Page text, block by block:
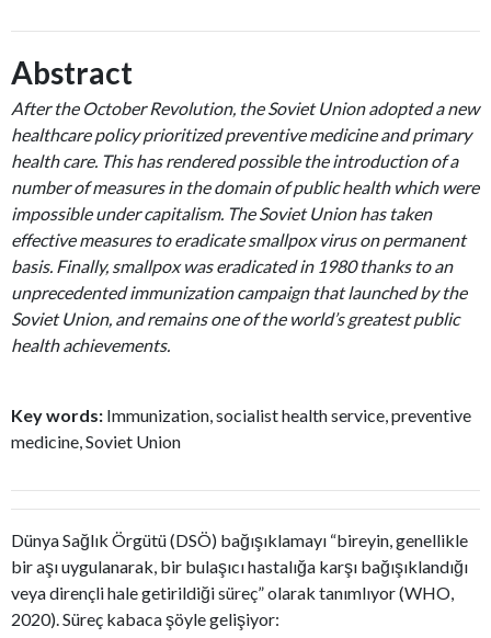
Abstract
After the October Revolution, the Soviet Union adopted a new
healthcare policy prioritized preventive medicine and primary
health care. This has rendered possible the introduction of a
number of measures in the domain of public health which were
impossible under capitalism. The Soviet Union has taken
effective measures to eradicate smallpox virus on permanent
basis. Finally, smallpox was eradicated in 1980 thanks to an
unprecedented immunization campaign that launched by the
Soviet Union, and remains one of the world’s greatest public
health achievements.
Key words: Immunization, socialist health service, preventive
medicine, Soviet Union
Dünya Sağlık Örgütü (DSÖ) bağışıklamayı “bireyin, genellikle
bir aşı uygulanarak, bir bulaşıcı hastalığa karşı bağışıklandığı
veya dirençli hale getirildiği süreç” olarak tanımlıyor (WHO,
2020). Süreç kabaca şöyle gelişiyor: